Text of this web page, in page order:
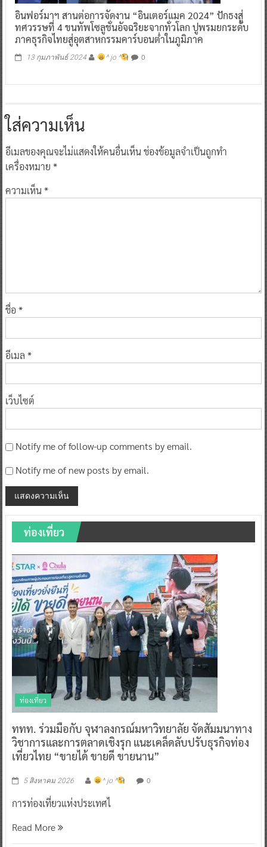
อินฟอร์มาฯ สานต่อการจัดงาน “อินเตอร์แมค 2024” ปักธงสู่
ทศวรรษที่ 4 ขนทัพโซลูชั่นอัจฉริยะจากทั่วโลก ปูพรมยกระดับ
ภาคธุรกิจไทยสู่อุตสาหกรรมคาร์บอนต่ำในภูมิภาค
13 กุมภาพันธ์ 2024 ^ jo ^ 0
ใส่ความเห็น
อีเมลของคุณจะไม่แสดงให้คนอื่นเห็นช่องข้อมูลจำเป็นถูกทำ
เครื่องหมาย *
ความเห็น*
ชื่อ *
อีเมล *
เว็บไซต์
Notify me of follow-up comments by email.
Notify me of new posts by email.
ท่องเที่ยว
ท่องเที่ยว
ททท. ร่วมมือกับ จุฬาลงกรณ์มหาวิทยาลัย จัดสัมมนาทาง
วิชาการและการตลาดเชิงรุก แนะเคล็ดลับปรับธุรกิจท่อง
เที่ยวไทย “ขายได้ ขายดี ขายนาน”
5 สิงหาคม 2026 ^ jo ^ 0
การท่องเที่ยวแห่งประเทศไ
Read More